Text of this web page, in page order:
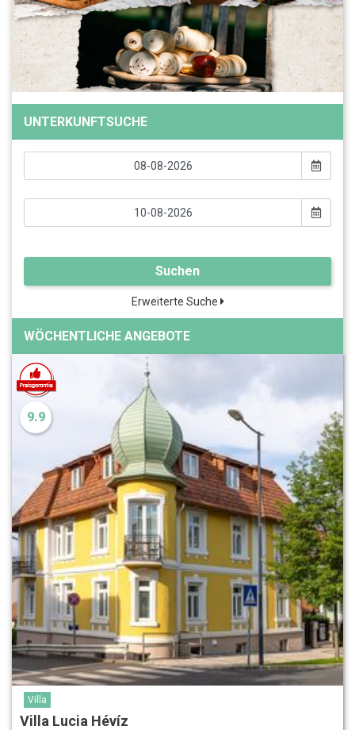
UNTERKUNFTSUCHE
Suchen
Erweiterte Suche
WÖCHENTLICHE ANGEBOTE
9.9
Villa
Villa Lucia Hévíz